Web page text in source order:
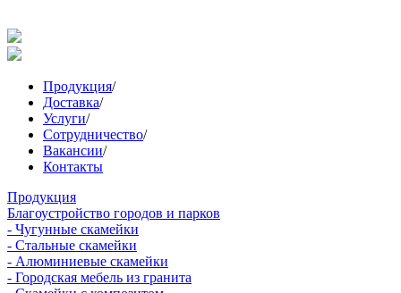
Продукция/
Доставка/
Услуги/
Сотрудничество/
Вакансии/
Контакты
Продукция
Благоустройство городов и парков
- Чугунные скамейки
- Стальные скамейки
- Алюминиевые скамейки
- Городская мебель из гранита